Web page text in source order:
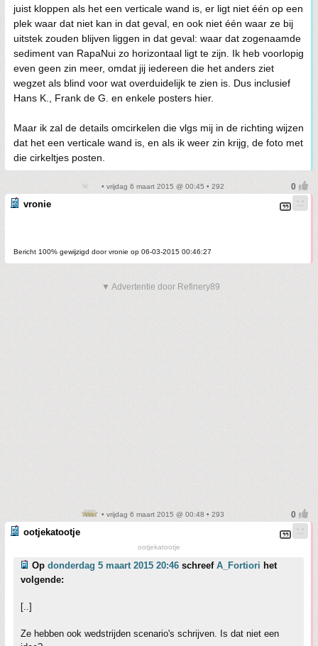
juist kloppen als het een verticale wand is, er ligt niet één op een
plek waar dat niet kan in dat geval, en ook niet één waar ze bij
uitstek zouden blijven liggen in dat geval: waar dat zogenaamde
sediment van RapaNui zo horizontaal ligt te zijn. Ik heb voorlopig
even geen zin meer, omdat jij iedereen die het anders ziet
wegzet als blind voor wat overduidelijk te zien is. Dus inclusief
Hans K., Frank de G. en enkele posters hier.
Maar ik zal de details omcirkelen die vlgs mij in de richting wijzen
dat het een verticale wand is, en als ik weer zin krijg, de foto met
die cirkeltjes posten.
• vrijdag 6 maart 2015 @ 00:45 • 292
vronie
Bericht 100% gewijzigd door vronie op 06-03-2015 00:46:27
▼ Advertentie door Refinery89
• vrijdag 6 maart 2015 @ 00:48 • 293
ootjekatootje
ootjekatootje
Op donderdag 5 maart 2015 20:46 schreef A_Fortiori het
volgende:
[..]
Ze hebben ook wedstrijden scenario's schrijven. Is dat niet een